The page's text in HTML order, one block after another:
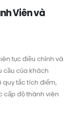
Viên và
tục điều chỉnh và
cầu của khách
quy tắc tích điểm,
cấp độ thành viên